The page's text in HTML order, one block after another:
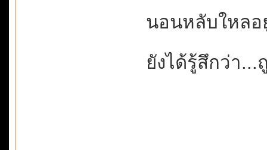
นอนหลับใหลอ
ยังได้รู้สึกว่า